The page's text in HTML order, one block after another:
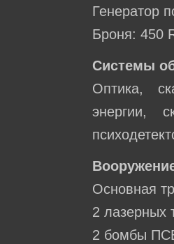
Генератор
Броня: 450
Системы
Оптика,
энергии,
Основная
2 лазерных
2 бомбы